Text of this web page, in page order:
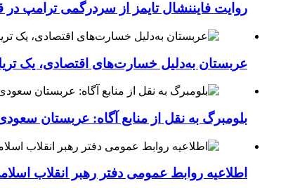
روایت فایننشال تایمز از سردرگمی ترامپ در
عربستان به‌دلیل خسارت‌های اقتصادی، یک
بلومبرگ به نقل از منابع آگاه: عربستان
اطلاعیه روابط عمومی دفتر رهبر انقلاب